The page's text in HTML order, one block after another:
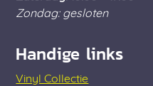
Zondag: gesloten
Handige links
Vinyl Collectie